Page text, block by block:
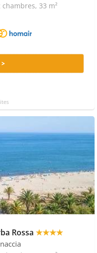
33 m²
>
Rossa ★★★★